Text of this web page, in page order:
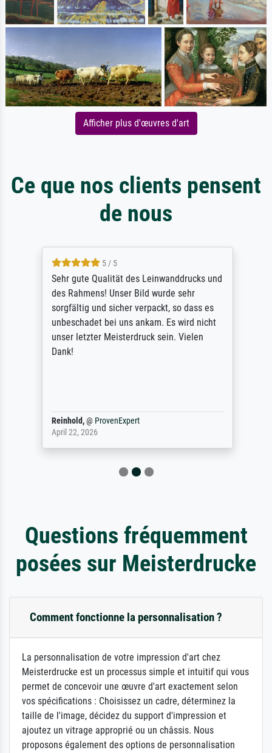
Afficher plus d'œuvres d'art
Ce que nos clients pensent
de nous
5 / 5
Sehr gute Qualität des Leinwanddrucks und
des Rahmens! Unser Bild wurde sehr
sorgfältig und sicher verpackt, so dass es
unbeschadet bei uns ankam. Es wird nicht
unser letzter Meisterdruck sein. Vielen
Dank!
Reinhold,@ ProvenExpert
April 22, 2026
Questions fréquemment
posées sur Meisterdrucke
Comment fonctionne la personnalisation ?
La personnalisation de votre impression d'art chez
Meisterdrucke est un processus simple et intuitif qui vous
permet de concevoir une œuvre d'art exactement selon
vos spécifications : Choisissez un cadre, déterminez la
taille de l'image, décidez du support d'impression et
ajoutez un vitrage approprié ou un châssis. Nous
proposons également des options de personnalisation